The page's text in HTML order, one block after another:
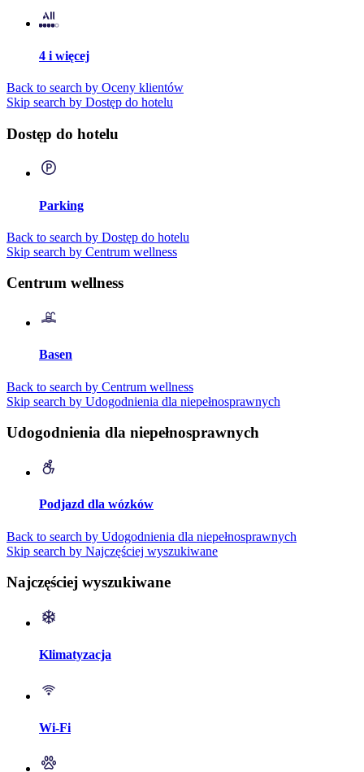
4 i więcej
Back to search by Oceny klientów
Skip search by Dostęp do hotelu
Dostęp do hotelu
Parking
Back to search by Dostęp do hotelu
Skip search by Centrum wellness
Centrum wellness
Basen
Back to search by Centrum wellness
Skip search by Udogodnienia dla niepełnosprawnych
Udogodnienia dla niepełnosprawnych
Podjazd dla wózków
Back to search by Udogodnienia dla niepełnosprawnych
Skip search by Najczęściej wyszukiwane
Najczęściej wyszukiwane
Klimatyzacja
Wi-Fi